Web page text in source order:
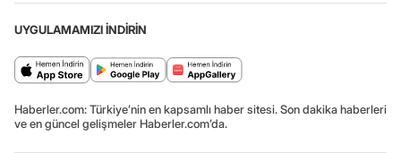
UYGULAMAMIZI İNDİRİN
Haberler.com: Türkiye’nin en kapsamlı haber sitesi. Son dakika haberleri
ve en güncel gelişmeler Haberler.com’da.